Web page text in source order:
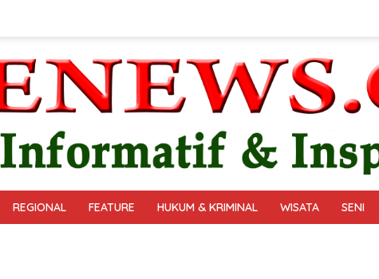
REGIONAL FEATURE HUKUM & KRIMINAL WISATA SENI